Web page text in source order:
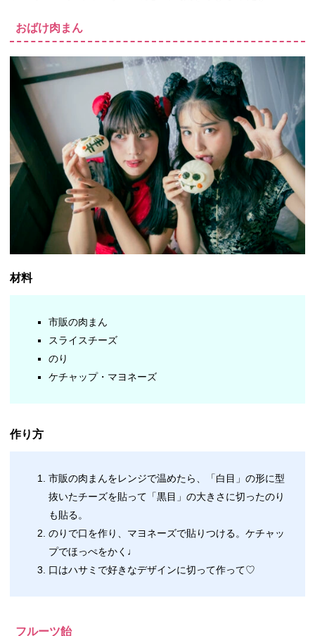
おばけ肉まん
材料
市販の肉まん
スライスチーズ
のり
ケチャップ・マヨネーズ
作り方
市販の肉まんをレンジで温めたら、
「白目」の形に型
抜いたチーズを貼って「黒目」の大きさに切ったのり
も貼る。
のりで口を作り、マヨネーズで貼りつける。ケチャッ
プでほっぺをかく♩
口はハサミで好きなデザインに切って作って♡
フルーツ飴